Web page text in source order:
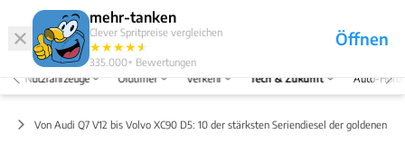
mehr-tanken
Clever Spritpreise vergleichen
★★★★★
★
335.000+ Bewertungen
Öffnen
Abo
Menü
Nutzfahrzeuge Oldtimer Verkehr Tech & Zukunft Auto-
Von Audi Q7 V12 bis Volvo XC90 D5: 10 der stärksten Seriendiesel der goldenen Ära